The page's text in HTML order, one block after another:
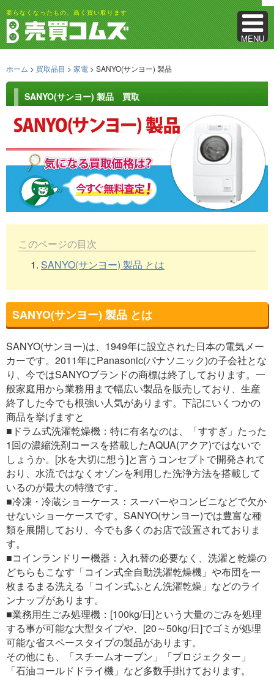
MENU
要らなくなったもの、高く買い取ります
ホーム > 買取品目 > 家電 > SANYO(サンヨー) 製品
SANYO(サンヨー) 製品 買取
このページの目次
1. SANYO(サンヨー) 製品 とは
SANYO(サンヨー) 製品 とは
SANYO(サンヨー)は、1949年に設立された日本の電気メー
カーです。2011年にPanasonic(パナソニック)の子会社とな
り、今ではSANYOブランドの商標は終了しております。一
般家庭用から業務用まで幅広い製品を販売しており、生産
終了した今でも根強い人気があります。下記にいくつかの
商品を挙げますと
■ドラム式洗濯乾燥機：特に有名なのは、「すすぎ」たった
1回の濃縮洗剤コースを搭載したAQUA(アクア)ではないで
しょうか。[水を大切に想う]と言うコンセプトで開発されて
おり、水流ではなくオゾンを利用した洗浄方法を搭載して
いるのが最大の特徴です。
■冷凍・冷蔵ショーケース：スーパーやコンビニなどで欠か
せないショーケースです。SANYO(サンヨー)では豊富な種
類を展開しており、今でも多くのお店で設置されておりま
す。
■コインランドリー機器：入れ替の必要なく、洗濯と乾燥の
どちらもこなす「コイン式全自動洗濯乾燥機」や布団を一
枚まるまる洗える「コイン式ふとん洗濯乾燥」などのライ
ンナップがあります。
■業務用生ごみ処理機：[100kg/日]という大量のごみを処理
する事が可能な大型タイプや、[20～50kg/日]でゴミが処理
可能な省スペースタイプの製品があります。
その他にも、「スチームオーブン」「プロジェクター」
「石油コールドドライ機」など多数手掛けております。